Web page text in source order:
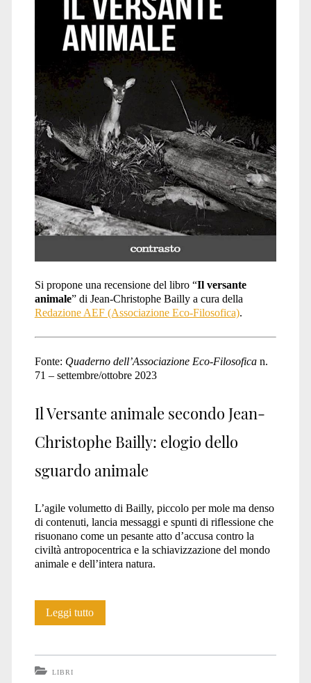
Si propone una recensione del libro “Il versante
animale” di Jean-Christophe Bailly a cura della
Redazione AEF (Associazione Eco-Filosofica).
Fonte: Quaderno dell’Associazione Eco-Filosofican.
71 – settembre/ottobre 2023
Il Versante animale secondo Jean-
Christophe Bailly: elogio dello
sguardo animale
L’agile volumetto di Bailly, piccolo per mole ma denso
di contenuti, lancia messaggi e spunti di riflessione che
risuonano come un pesante atto d’accusa contro la
civiltà antropocentrica e la schiavizzazione del mondo
animale e dell’intera natura.
Leggi tuttoLibri:
LIBRI